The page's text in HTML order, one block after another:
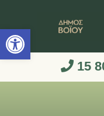
Ανοίξτε τη
15